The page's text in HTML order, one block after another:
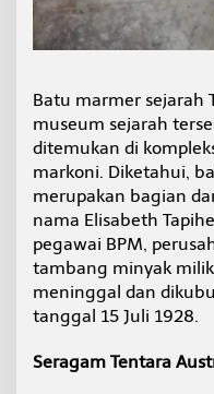
Batu marmer sejarah
museum sejarah
ditemukan di
markoni. Diketahui,
merupakan bagian
nama Elisabeth
pegawai BPM,
tambang minyak
meninggal dan
tanggal 15 Juli 1928.
Seragam Tentara